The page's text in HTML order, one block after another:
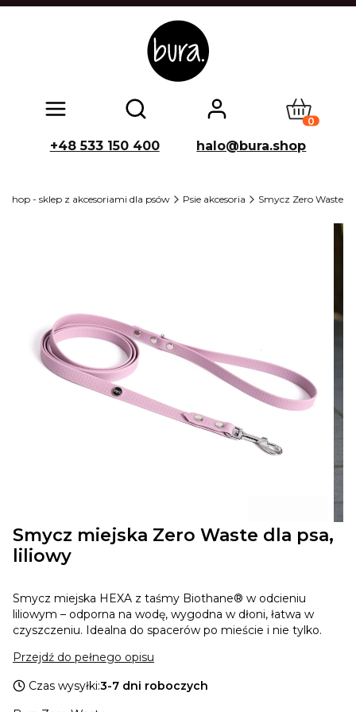
Otwórz wyszukiwarkę Produkty
+48 533 150 400 halo@bura.shop
shop - sklep z akcesoriami dla psów Psie akcesoria Smycz Zero Waste
Smycz miejska Zero Waste dla psa,
liliowy
Smycz miejska HEXA z taśmy Biothane® w odcieniu
liliowym – odporna na wodę, wygodna w dłoni, łatwa w
czyszczeniu. Idealna do spacerów po mieście i nie tylko.
Przejdź do pełnego opisu
Czas wysyłki:3-7 dni roboczych